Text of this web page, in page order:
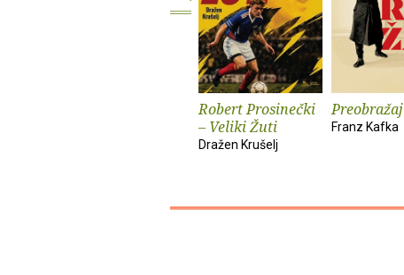
Robert Prosinečki
– Veliki Žuti
Dražen Krušelj
Preobražaj
Franz Kafka